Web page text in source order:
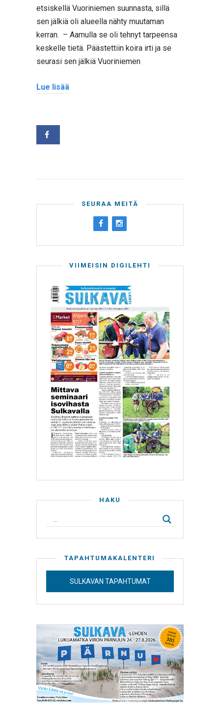
etsiskellä Vuoriniemen suunnasta, sillä
sen jälkiä oli alueella nähty muutaman
kerran. – Aamulla se oli tehnyt tarpeensa
keskelle tietä. Päästettiin koira irti ja se
seurasi sen jälkiä Vuoriniemen
Lue lisää
SEURAA MEITÄ
VIIMEISIN DIGILEHTI
HAKU
TAPAHTUMAKALENTERI
SULKAVAN TAPAHTUMAT